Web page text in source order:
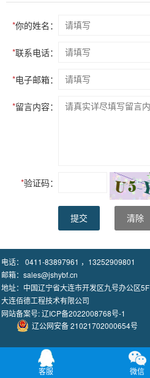
*你的姓名：
*联系电话：
*电子邮箱：
*留言内容：
*验证码：
提交 清除
电话： 0411-83897961 ，13252909801
邮箱：sales@jshybf.cn
地址：中国辽宁省大连市开发区九号办公区5F
大连佰德工程技术有限公司
网站备案号:辽ICP备2022008768号-1
辽公网安备 21021702000654号
客服 微信